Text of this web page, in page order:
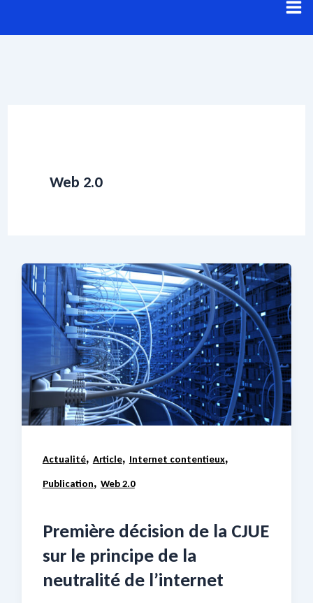
au
Web 2.0
Actualité, Article, Internet contentieux,
Publication, Web 2.0
Première décision de la CJUE
sur le principe de la
neutralité de l’internet